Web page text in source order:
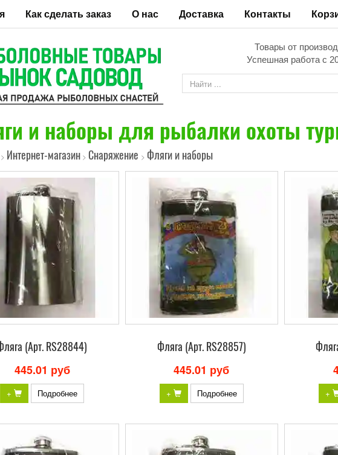
Как сделать заказ О нас Доставка Контакты
Товары от
Успешная работа с
и наборы для рыбалки охоты
> Интернет-магазин > Снаряжение > Фляги и наборы
(Арт. RS28844)
445.01 руб
+ Подробнее
Фляга (Арт. RS28857)
445.01 руб
+ Подробнее +